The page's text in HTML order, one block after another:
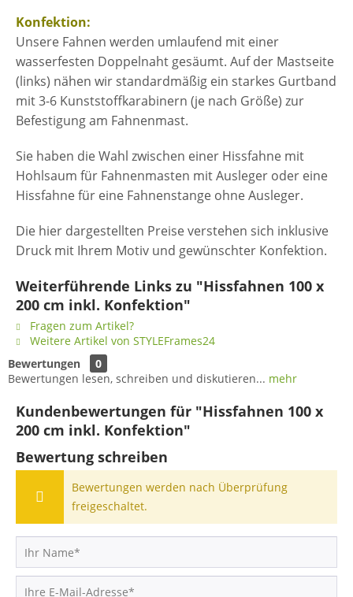
Konfektion:
Unsere Fahnen werden umlaufend mit einer
wasserfesten Doppelnaht gesäumt. Auf der Mastseite
(links) nähen wir standardmäßig ein starkes Gurtband
mit 3-6 Kunststoffkarabinern (je nach Größe) zur
Befestigung am Fahnenmast.
Sie haben die Wahl zwischen einer Hissfahne mit
Hohlsaum für Fahnenmasten mit Ausleger oder eine
Hissfahne für eine Fahnenstange ohne Ausleger.
Die hier dargestellten Preise verstehen sich inklusive
Druck mit Ihrem Motiv und gewünschter Konfektion.
Weiterführende Links zu "Hissfahnen 100 x
200 cm inkl. Konfektion"
Fragen zum Artikel?
Weitere Artikel von STYLEFrames24
Bewertungen
0
Bewertungen lesen, schreiben und diskutieren... mehr
Kundenbewertungen für "Hissfahnen 100 x
200 cm inkl. Konfektion"
Bewertung schreiben
Bewertungen werden nach Überprüfung
freigeschaltet.